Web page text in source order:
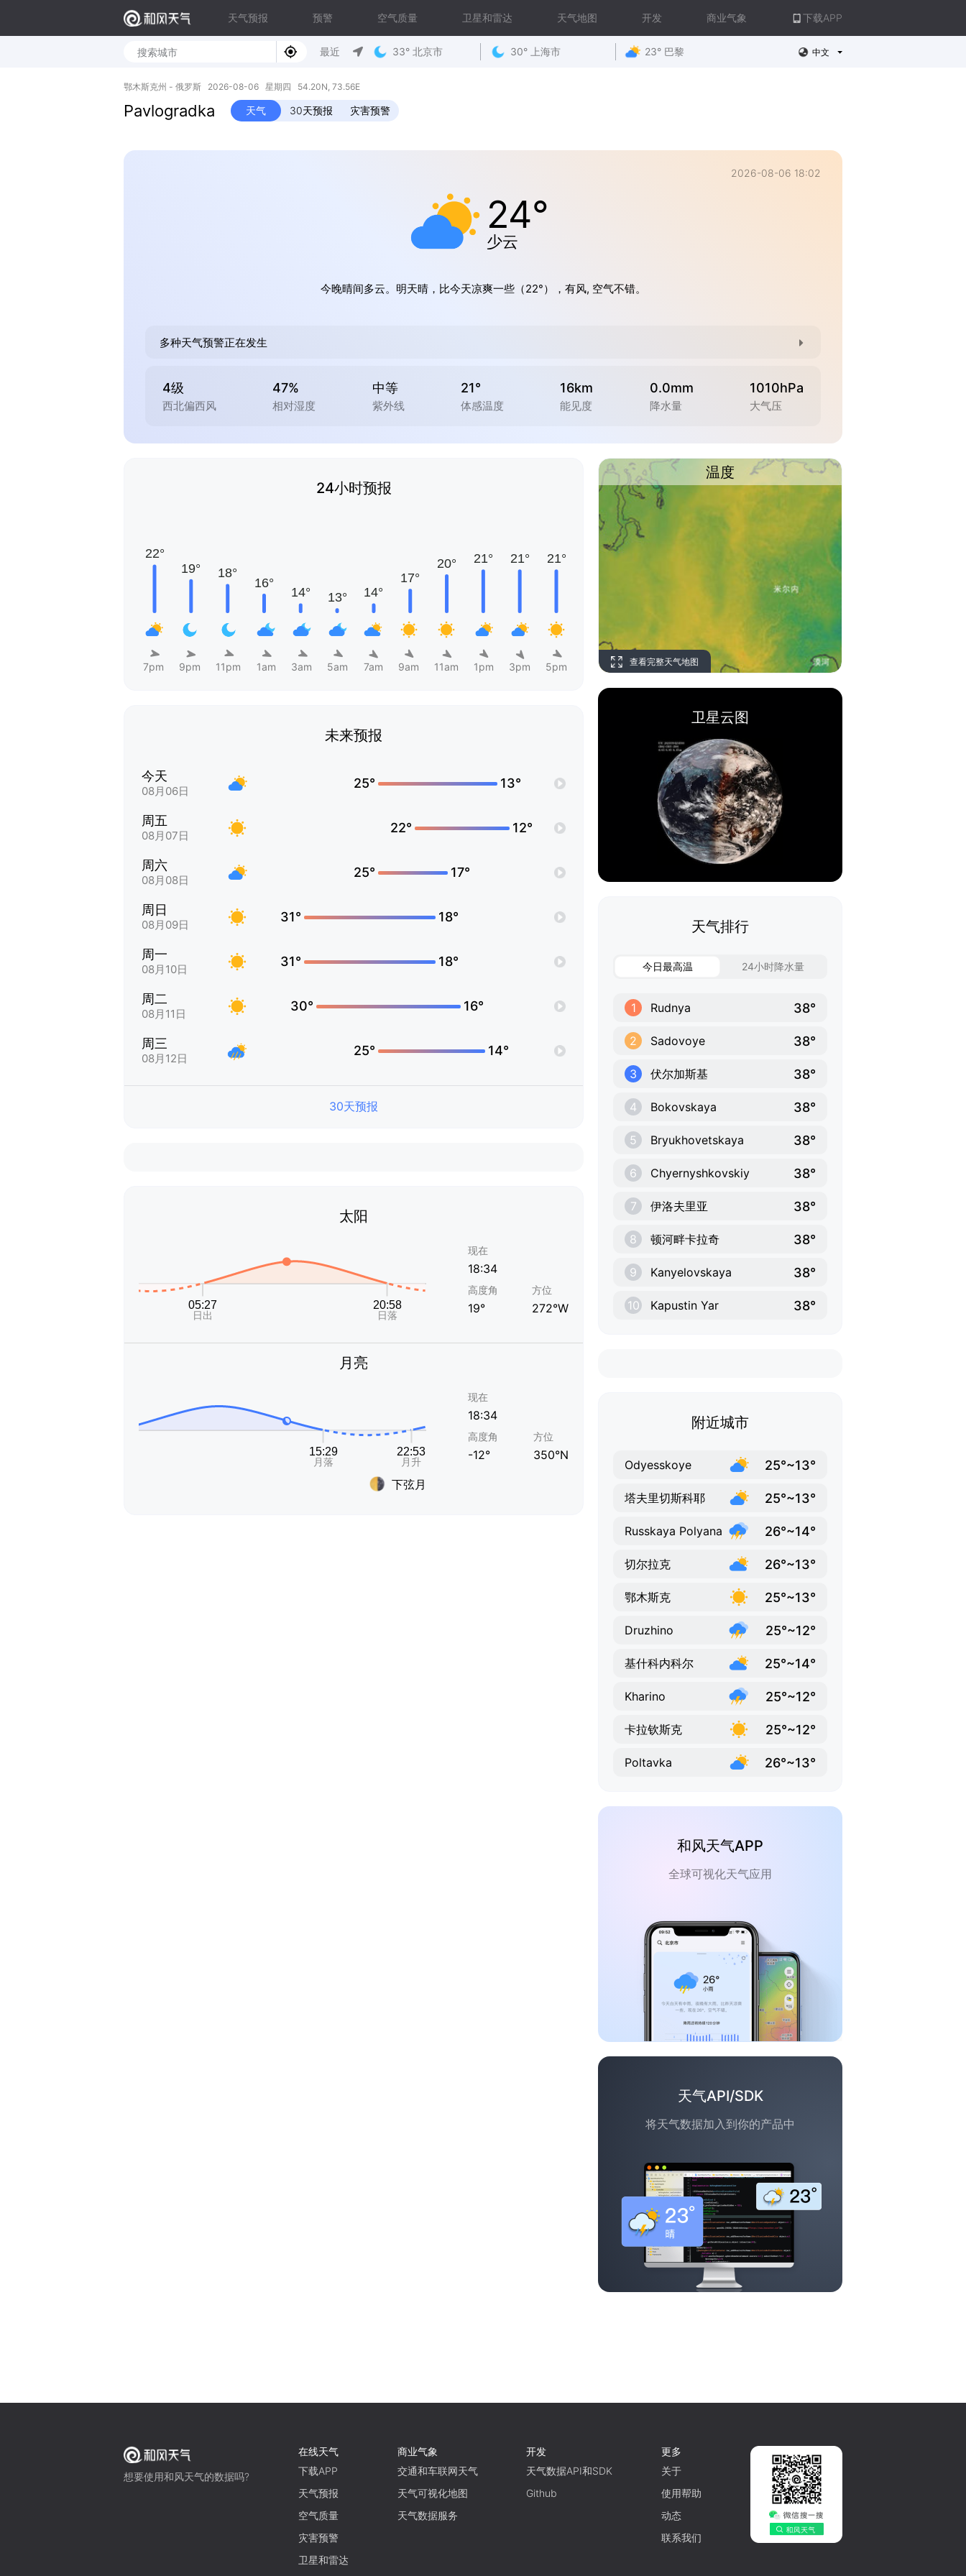
天气预报 预警 空气质量 卫星和雷达 天气地图 开发 商业气象 下载APP
最近 33° 北京市 30° 上海市 23° 巴黎 中文
鄂木斯克州 - 俄罗斯 2026-08-06 星期四 54.20N, 73.56E
Pavlogradka 天气 30天预报 灾害预警
2026-08-06 18:02
24°
少云
今晚晴间多云。明天晴，比今天凉爽一些（22°），有风, 空气不错。
多种天气预警正在发生
4级
西北偏西风
47%
相对湿度
中等
紫外线
21°
体感温度
16km
能见度
0.0mm
降水量
1010hPa
大气压
24小时预报
7pm 9pm 11pm 1am 3am 5am 7am 9am 11am 1pm 3pm 5pm
未来预报
今天
08月06日
25° 13°
周五
08月07日
22° 12°
周六
08月08日
25° 17°
周日
08月09日
31° 18°
周一
08月10日
31° 18°
周二
08月11日
30° 16°
周三
08月12日
25° 14°
30天预报
太阳
现在
18:34
高度角
19°
方位
272°W
月亮
下弦月
现在
18:34
高度角
-12°
方位
350°N
温度
查看完整天气地图
卫星云图
天气排行
今日最高温 24小时降水量
1 Rudnya 38°
2 Sadovoye 38°
3 伏尔加斯基 38°
4 Bokovskaya 38°
5 Bryukhovetskaya 38°
6 Chyernyshkovskiy 38°
7 伊洛夫里亚 38°
8 顿河畔卡拉奇 38°
9 Kanyelovskaya 38°
10 Kapustin Yar 38°
附近城市
Odyesskoye 25°~13°
塔夫里切斯科耶 25°~13°
Russkaya Polyana 26°~14°
切尔拉克 26°~13°
鄂木斯克 25°~13°
Druzhino 25°~12°
基什科内科尔 25°~14°
Kharino 25°~12°
卡拉钦斯克 25°~12°
Poltavka 26°~13°
和风天气APP
全球可视化天气应用
天气API/SDK
将天气数据加入到你的产品中
想要使用和风天气的数据吗?
在线天气
下载APP
天气预报
空气质量
灾害预警
卫星和雷达
商业气象
交通和车联网天气
天气可视化地图
天气数据服务
开发
天气数据API和SDK
Github
更多
关于
使用帮助
动态
联系我们